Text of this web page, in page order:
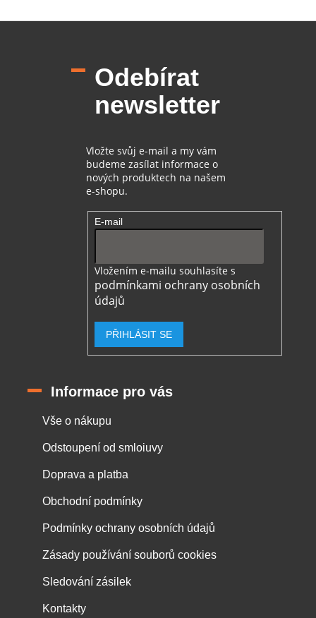
Odebírat
newsletter
Vložte svůj e-mail a my vám
budeme zasílat informace o
nových produktech na našem
e-shopu.
E-mail
Vložením e-mailu souhlasíte s
podmínkami ochrany osobních
údajů
PŘIHLÁSIT SE
Informace pro vás
Vše o nákupu
Odstoupení od smloiuvy
Doprava a platba
Obchodní podmínky
Podmínky ochrany osobních údajů
Zásady používání souborů cookies
Sledování zásilek
Kontakty